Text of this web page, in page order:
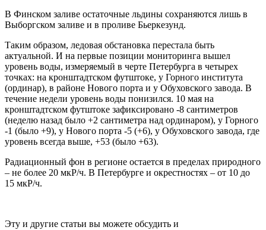
В Финском заливе остаточные льдины сохраняются лишь в
Выборгском заливе и в проливе Бьеркезунд.
Таким образом, ледовая обстановка перестала быть
актуальной. И на первые позиции мониторинга вышел
уровень воды, измеряемый в черте Петербурга в четырех
точках: на кронштадтском футштоке, у Горного института
(ординар), в районе Нового порта и у Обуховского завода. В
течение недели уровень воды понизился. 10 мая на
кронштадтском футштоке зафиксировано -8 сантиметров
(неделю назад было +2 сантиметра над ординаром), у Горного
-1 (было +9), у Нового порта -5 (+6), у Обуховского завода, где
уровень всегда выше, +53 (было +63).
Радиационный фон в регионе остается в пределах природного
– не более 20 мкР/ч. В Петербурге и окрестностях – от 10 до
15 мкР/ч.
Эту и другие статьи вы можете обсудить и